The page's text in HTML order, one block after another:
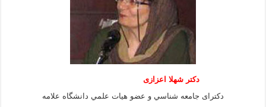
دكتر شهلا اعزازى
دكتراى جامعه شناسي و عضو هيات علمي دانشگاه علامه